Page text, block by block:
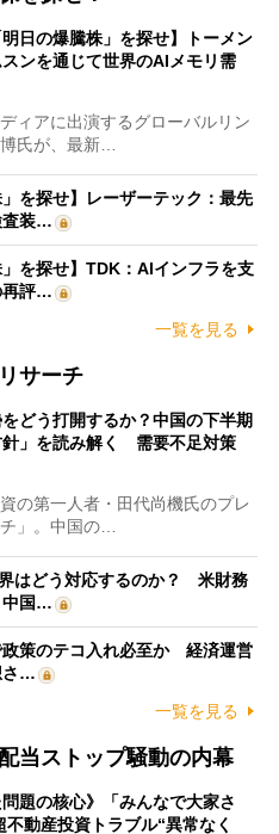
明日の爆騰株」を探せ】トーメン
ンを通じて世界のAIメモリ需
ィアに出演するグローバルリン
氏が、最新…
を探せ】レーザーテック：最先
査装…
」を探せ】TDK：AIインフラを支
再評…
一覧を見る
サーチ
どう打開するか？中国の下半期
針」を読み解く 需要不足対策
の第一人者・田代尚機氏のプレ
」。中国の…
はどう対応するのか？ 米財務
中国…
政策のテコ入れ必至か 経済運営
さ…
一覧を見る
当ストップ騒動の内幕
問題の核心》「みんなで大家さ
動産投資トラブル“異常なく